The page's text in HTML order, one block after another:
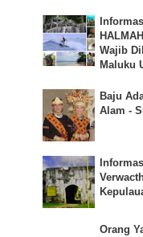
Wajib
Maluku
Baju
Alam -
Orang